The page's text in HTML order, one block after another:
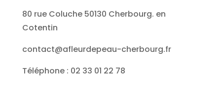
80 rue Coluche 50130 Cherbourg. en
Cotentin
contact@afleurdepeau-cherbourg.fr
Téléphone : 02 33 01 22 78